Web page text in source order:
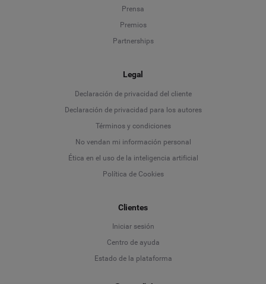
Prensa
Premios
Partnerships
Legal
Declaración de privacidad del cliente
Declaración de privacidad para los autores
Términos y condiciones
No vendan mi información personal
Ética en el uso de la inteligencia artificial
Política de Cookies
Clientes
Iniciar sesión
Centro de ayuda
Estado de la plataforma